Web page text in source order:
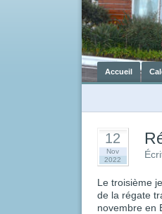
Accueil
12
Nov
2022
Le troisième
de la régate
novembre en